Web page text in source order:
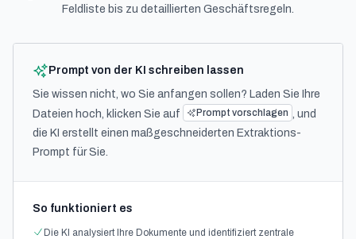
Feldliste bis zu detaillierten Geschäftsregeln.
Prompt von der KI schreiben lassen
Sie wissen nicht, wo Sie anfangen sollen? Laden Sie Ihre
Dateien hoch, klicken Sie auf
Prompt vorschlagen , und
die KI erstellt einen maßgeschneiderten Extraktions-
Prompt für Sie.
So funktioniert es
Die KI analysiert Ihre Dokumente und identifiziert zentrale